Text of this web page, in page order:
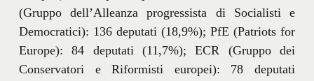
(Gruppo dell’Alleanza progressista di Socialisti e
Democratici): 136 deputati (18,9%); PfE (Patriots for
Europe): 84 deputati (11,7%); ECR (Gruppo dei
Conservatori e Riformisti europei): 78 deputati